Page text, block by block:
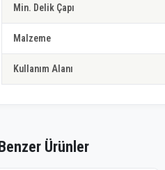
Min. Delik Çapı
Malzeme
Kullanım Alanı
Benzer Ürünler